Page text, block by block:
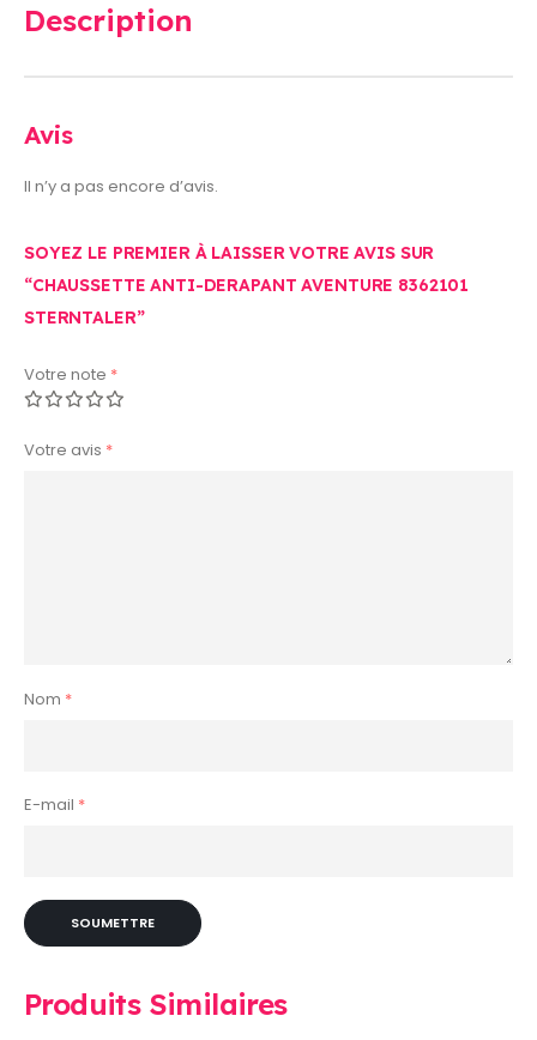
Description
Avis
Il n’y a pas encore d’avis.
SOYEZ LE PREMIER À LAISSER VOTRE AVIS SUR
“CHAUSSETTE ANTI-DERAPANT AVENTURE 8362101
STERNTALER”
Votre note *
Votre avis *
Nom *
E-mail *
Produits Similaires